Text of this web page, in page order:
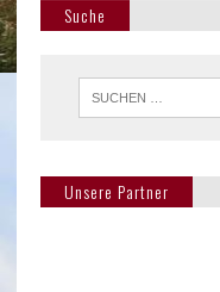
Suche
Unsere Partner